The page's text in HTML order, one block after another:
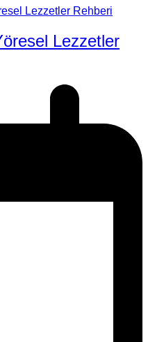
Lezzetler